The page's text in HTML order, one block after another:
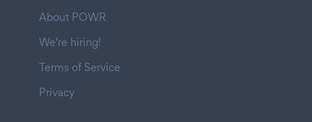
About POWR
We're hiring!
Terms of Service
Privacy